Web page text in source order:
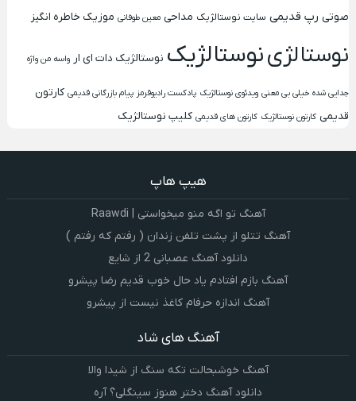
صوتی رپ قدیمی سایت نوستالژیک مداحی معین طوفانی موزیک خاطره انگیز
نوستالژینوستالژیک نوستالژیک دات ای ار واسه من واژه
جدایی شده خیلی بی معنی ویدئوی نوستالژیک پادکست رادیوقرمز پیام بازرگانی قدیمی کارتون
قدیمی کارتون نوستالژیک کارتون های قدیمی کلیپ نوستالژیک
هیپ هاپ
آهنگ تو اگه منو میخواستی | Raawdi
آهنگ تتلو از پشت تلفن زندان ( رفتم که رفتم )
دانلود آهنگ عصبانی 2 از شایع
آهنگ بازم افتادم یاد حال خوب قدیم رضا پیشرو
آهنگ اندازه حرفام کاغذ نیست از پیشرو
آهنگ های شاد
آهنگ خوشبحالت تکه سنگ از شیدا والا
دانلود آهنگ دختر هنوز سینگلی؟ آره